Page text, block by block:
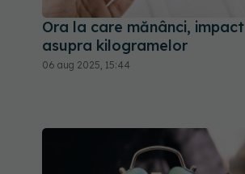
Ora la care mănânci, impact
asupra kilogramelor
06 aug 2025, 15:44